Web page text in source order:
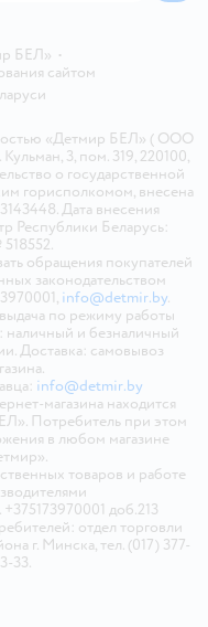
БЕЛ» •
сайтом
«Детмир БЕЛ» ( ООО
3, пом. 319, 220100,
о государственной
горисполкомом, внесена
Дата внесения
Республики Беларусь:
обращения покупателей
законодательством
info@detmir.by.
по режиму работы
наличный и безналичный
Доставка: самовывоз
info@detmir.by
магазина находится
Потребитель при этом
в любом магазине
товаров и работе
доб.213
отдел торговли
г. Минска, тел. (017) 377-
33.